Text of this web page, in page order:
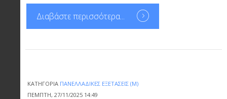
Διαβάστε περισσότερα...
ΚΑΤΗΓΟΡΊΑ ΠΑΝΕΛΛΑΔΙΚΈΣ ΕΞΕΤΆΣΕΙΣ (Μ)
ΠΈΜΠΤΗ, 27/11/2025 14:49